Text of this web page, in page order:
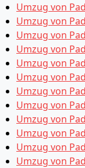
Umzug von
Umzug von
Umzug von
Umzug von
Umzug von
Umzug von
Umzug von
Umzug von
Umzug von
Umzug von
Umzug von
Umzug von